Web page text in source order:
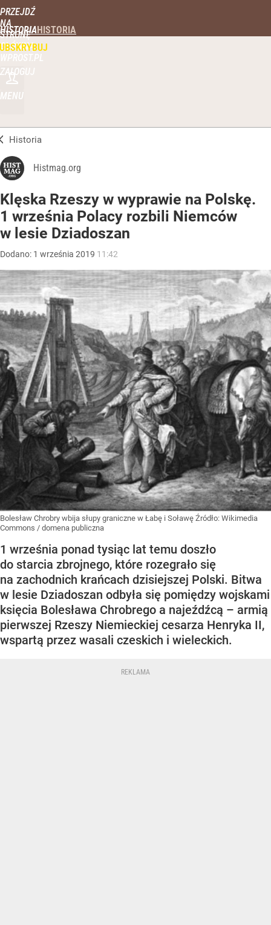
PRZEJDŹ
NA
STRONĘ
GŁÓWNĄ
WPROST.PL
HISTORIA
ZALOGUJ
MENU
Historia
Histmag.org
Klęska Rzeszy w wyprawie na Polskę.
1 września Polacy rozbili Niemców
w lesie Dziadoszan
Dodano: 1 września 2019 11:42
Bolesław Chrobry wbija słupy graniczne w Łabę i Soławę Źródło: Wikimedia
Commons / domena publiczna
1 września ponad tysiąc lat temu doszło
do starcia zbrojnego, które rozegrało się
na zachodnich krańcach dzisiejszej Polski. Bitwa
w lesie Dziadoszan odbyła się pomiędzy wojskami
księcia Bolesława Chrobrego a najeźdźcą – armią
pierwszej Rzeszy Niemieckiej cesarza Henryka II,
wspartą przez wasali czeskich i wieleckich.